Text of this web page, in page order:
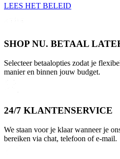
LEES HET BELEID
SHOP NU. BETAAL
Selecteer betaalopties zodat je
manier en binnen jouw budget.
24/7 KLANTENSERVICE
We staan voor je klaar wanneer je
bereiken via chat, telefoon of e-mail.